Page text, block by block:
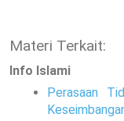
Materi Terkait:
Info Islami
Perasaan